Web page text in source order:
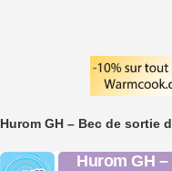
Hurom GH – Bec de sortie
Hurom GH